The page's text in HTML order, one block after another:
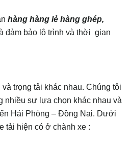
hàng hàng lẻ hàng ghép,
đảm bảo lộ trình và thời gian
trọng tải khác nhau. Chúng tôi
nhiều sự lựa chọn khác nhau và
Hải Phòng – Đồng Nai. Dưới
tải hiện có ở chành xe :